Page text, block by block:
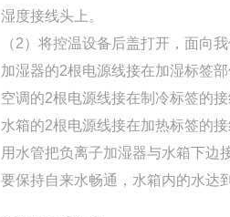
湿度接线头上。
（2）将控温设备后盖打开，面向
加湿器的2根电源线接在加湿标签部
空调的2根电源线接在制冷标签的接
水箱的2根电源线接在加热标签的接
用水管把负离子加湿器与水箱下边
要保持自来水畅通，水箱内的水达